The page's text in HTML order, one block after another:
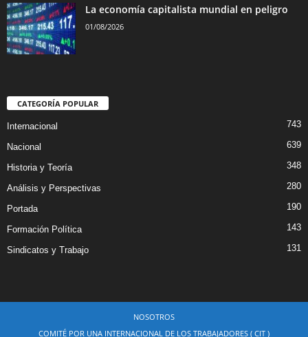
La economía capitalista mundial en peligro
01/08/2026
CATEGORÍA POPULAR
Internacional 743
Nacional 639
Historia y Teoría 348
Análisis y Perspectivas 280
Portada 190
Formación Política 143
Sindicatos y Trabajo 131
NOSOTROS
COMITÉ POR UNA INTERNACIONAL DE LOS TRABAJADORES ( CIT )